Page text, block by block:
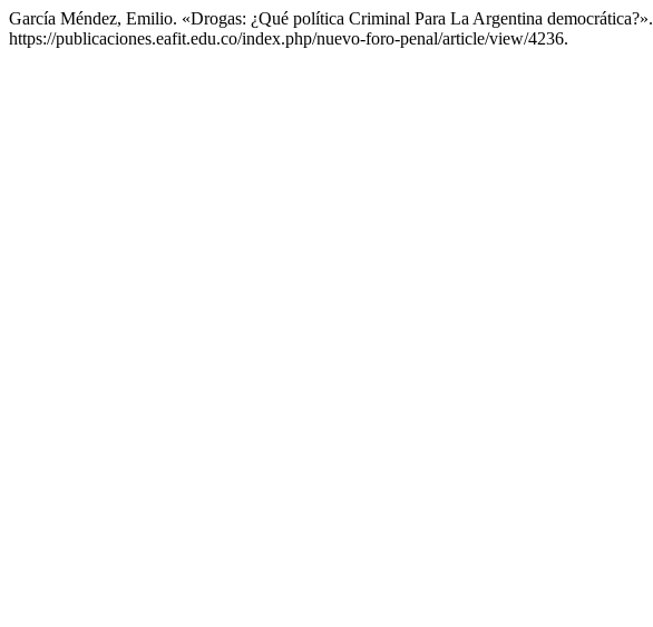
García Méndez, Emilio. «Drogas: ¿Qué política Criminal Para La Argentina democrática?».
https://publicaciones.eafit.edu.co/index.php/nuevo-foro-penal/article/view/4236.